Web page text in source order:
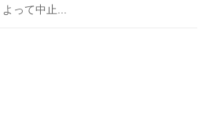
よって中止...